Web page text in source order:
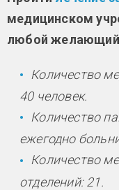
медицинском
любой желающий
Количество
40 человек.
Количество
ежегодно
Количество
отделений: 21.